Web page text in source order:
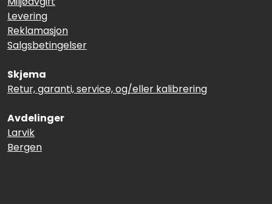
Levering
Reklamasjon
Salgsbetingelser
Skjema
Retur, garanti, service, og/eller kalibrering
Avdelinger
Larvik
Bergen